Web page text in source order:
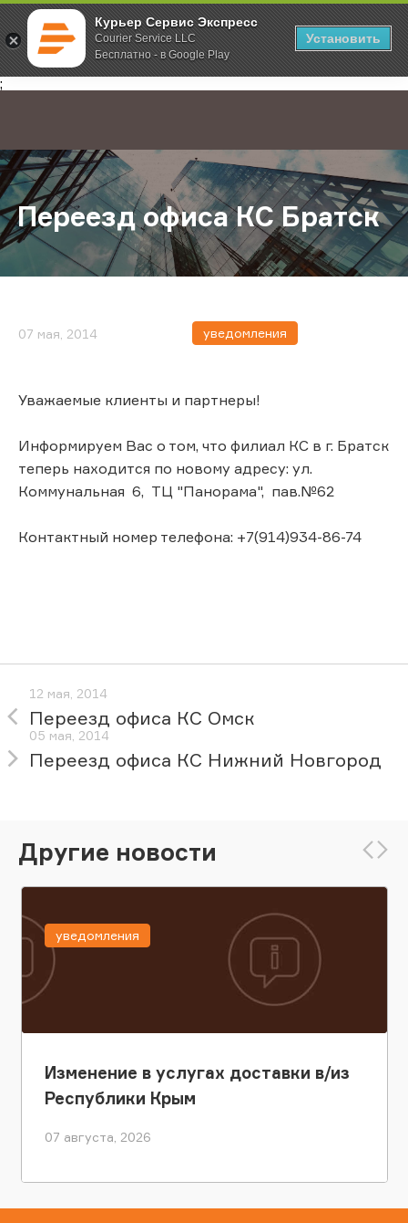
Курьер Сервис Экспресс
Courier Service LLC
Бесплатно - в Google Play
Установить
;
Главная О компании Новости Переезд офиса КС Братск
Переезд офиса КС Братск
07 мая, 2014 уведомления
Уважаемые клиенты и партнеры!
Информируем Вас о том, что филиал КС в г. Братск
теперь находится по новому адресу: ул.
Коммунальная 6, ТЦ "Панорама", пав.№62
Контактный номер телефона: +7(914)934-86-74
12 мая, 2014
Переезд офиса КС Омск
05 мая, 2014
Переезд офиса КС Нижний Новгород
Другие новости
Изменение в услугах доставки в/из
Республики Крым
07 августа, 2026
уведомления